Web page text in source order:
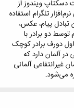
ویندوز از
تلگرام استفاده
تبادل پیام، عکس،
تلگرام توسط دو برادر با
دورف برادر کوچک
آلمان دارد که
غیرانتفاعی آلمانی
می‌شود.